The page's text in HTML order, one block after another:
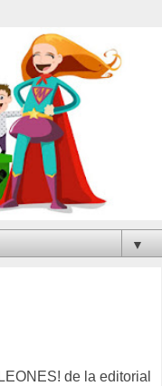
▼
de la editorial